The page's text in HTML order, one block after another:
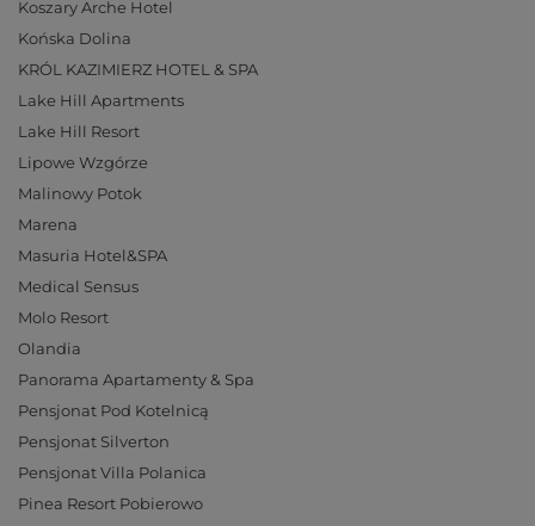
Koszary Arche Hotel
Końska Dolina
KRÓL KAZIMIERZ HOTEL & SPA
Lake Hill Apartments
Lake Hill Resort
Lipowe Wzgórze
Malinowy Potok
Marena
Masuria Hotel&SPA
Medical Sensus
Molo Resort
Olandia
Panorama Apartamenty & Spa
Pensjonat Pod Kotelnicą
Pensjonat Silverton
Pensjonat Villa Polanica
Pinea Resort Pobierowo